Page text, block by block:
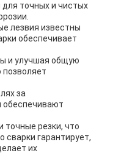
точных и чистых
лезвия известны
обеспечивает
и улучшая общую
позволяет
за
обеспечивают
точные резки, что
гарантирует,
их